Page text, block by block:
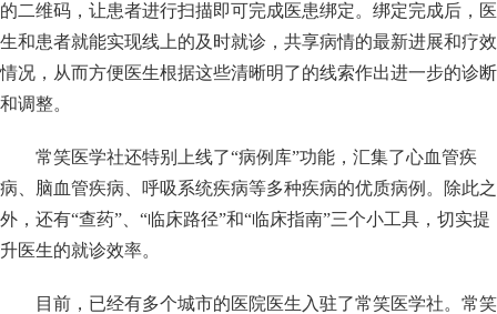
的二维码，让患者进行扫描即可完成医患绑定。绑定完成后，医
生和患者就能实现线上的及时就诊，共享病情的最新进展和疗效
情况，从而方便医生根据这些清晰明了的线索作出进一步的诊断
和调整。
常笑医学社还特别上线了“病例库”功能，汇集了心血管疾
病、脑血管疾病、呼吸系统疾病等多种疾病的优质病例。除此之
外，还有“查药” “临床路径”和“临床指南”三个小工具，切实提
升医生的就诊效率。
目前，已经有多个城市的医院医生入驻了常笑医学社。常笑